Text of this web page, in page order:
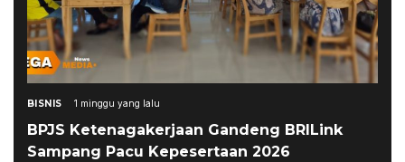
BISNIS 1 minggu yang lalu
BPJS Ketenagakerjaan Gandeng BRILink
Sampang Pacu Kepesertaan 2026